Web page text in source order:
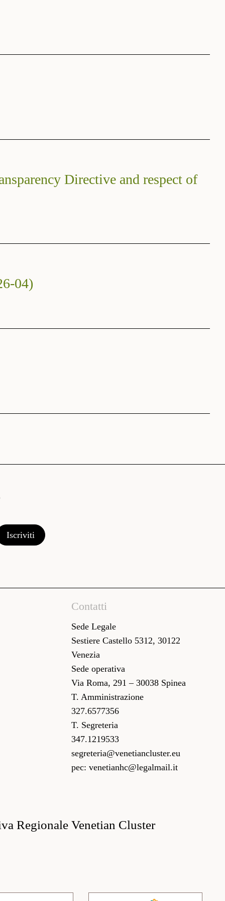
Directive and respect of
04)
Contatti
Sede Legale
Sestiere Castello 5312, 30122
Venezia
Sede operativa
Via Roma, 291 – 30038 Spinea
T. Amministrazione
327.6577356
T. Segreteria
347.1219533
segreteria@venetiancluster.eu
pec: venetianhc@legalmail.it
Regionale Venetian Cluster